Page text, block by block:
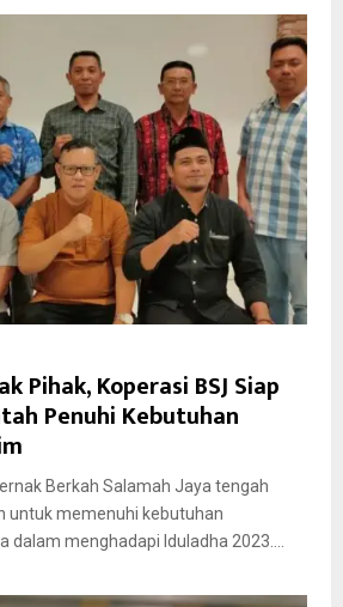
Pihak, Koperasi BSJ Siap
Penuhi Kebutuhan
Berkah Salamah Jaya tengah
untuk memenuhi kebutuhan
menghadapi Iduladha 2023....